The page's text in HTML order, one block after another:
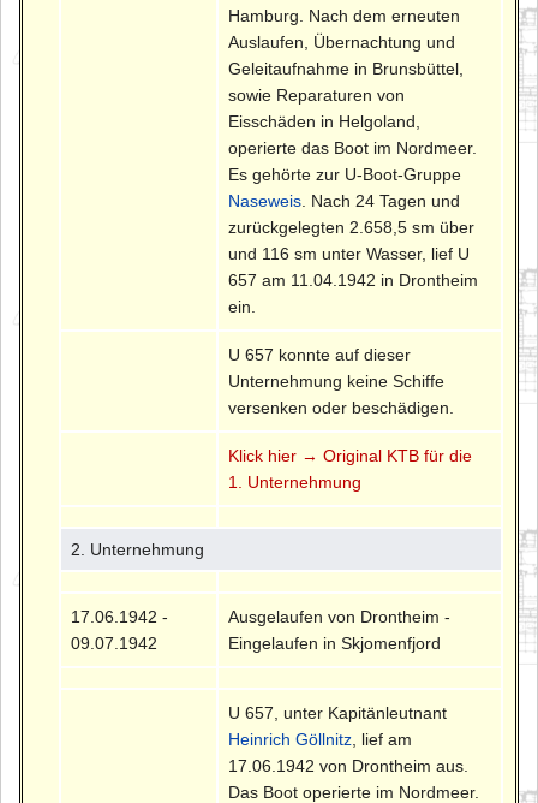
Hamburg. Nach dem erneuten
Auslaufen, Übernachtung und
Geleitaufnahme in Brunsbüttel,
sowie Reparaturen von
Eisschäden in Helgoland,
operierte das Boot im Nordmeer.
Es gehörte zur U-Boot-Gruppe
Naseweis . Nach 24 Tagen und
zurückgelegten 2.658,5 sm über
und 116 sm unter Wasser, lief U
657 am 11.04.1942 in Drontheim
ein.
U 657 konnte auf dieser
Unternehmung keine Schiffe
versenken oder beschädigen.
Klick hier → Original KTB für die
1. Unternehmung
2. Unternehmung
17.06.1942 -
09.07.1942
Ausgelaufen von Drontheim -
Eingelaufen in Skjomenfjord
U 657, unter Kapitänleutnant
Heinrich Göllnitz , lief am
17.06.1942 von Drontheim aus.
Das Boot operierte im Nordmeer.